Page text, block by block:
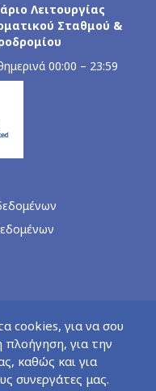
Λειτουργίας
Σταθμού &
00:00 – 23:59
cookies, για να σου
για την
καθώς και για
συνεργάτες μας.